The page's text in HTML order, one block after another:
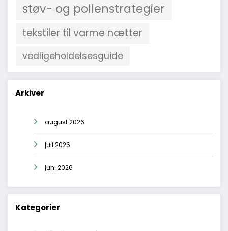
støv- og pollenstrategier
tekstiler til varme nætter
vedligeholdelsesguide
Arkiver
august 2026
juli 2026
juni 2026
Kategorier